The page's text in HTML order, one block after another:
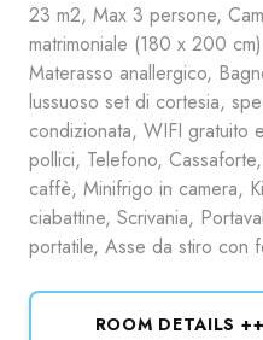
23 m2, Max 3 persone,
matrimoniale (180 x 200
Materasso anallergico,
lussuoso set di cortesia,
condizionata, WIFI gratuito
pollici, Telefono,
caffè, Minifrigo in camera,
ciabattine, Scrivania,
portatile, Asse da stiro con
ROOM DETAILS ++